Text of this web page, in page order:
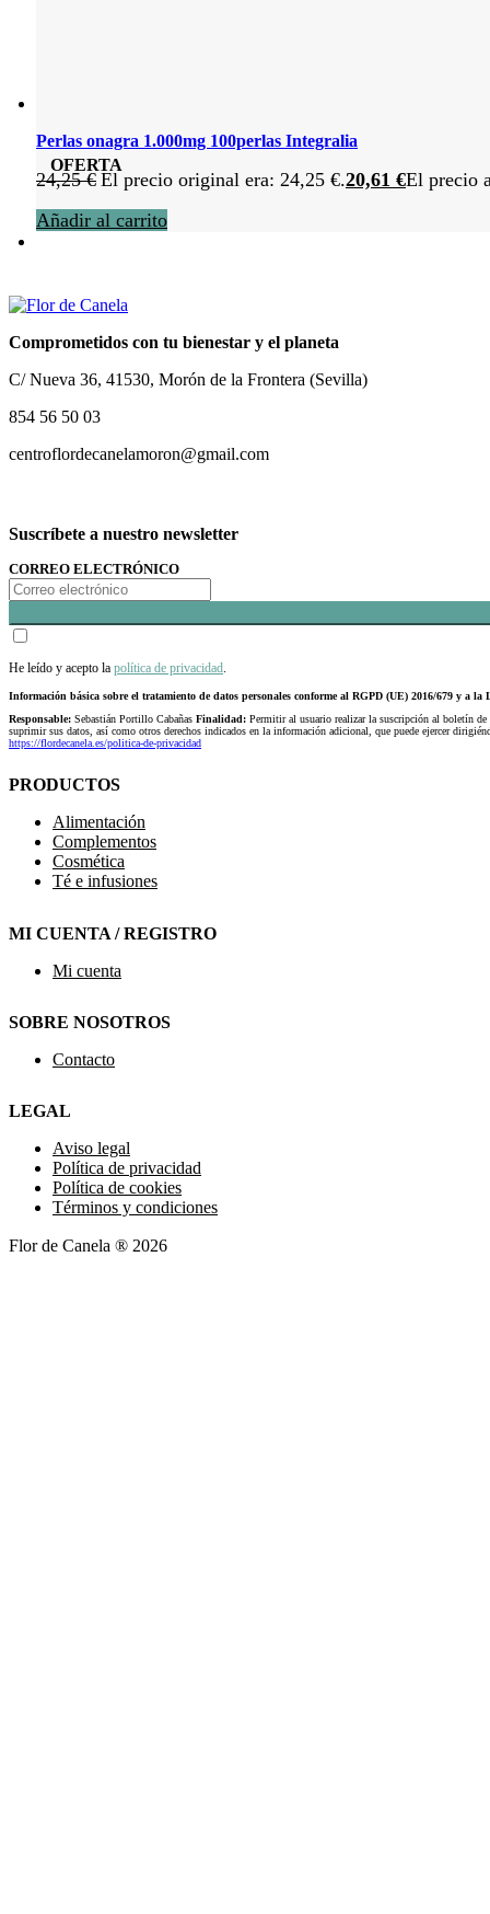
OFERTA
Perlas onagra 1.000mg 100perlas Integralia
24,25€ El precio original era: 24,25 €.20,61 €El precio
Añadir al carrito
Comprometidos con tu bienestar y el planeta
C/ Nueva 36, 41530, Morón de la Frontera (Sevilla)
854 56 50 03
centroflordecanelamoron@gmail.com
Suscríbete a nuestro newsletter
CORREO ELECTRÓNICO
He leído y acepto la política de privacidad.
Información básica sobre el tratamiento de datos personales conforme al RGPD (UE) 2016/679 y a la
Responsable: Sebastián Portillo Cabañas Finalidad: Permitir al usuario realizar la suscripción al boletín
suprimir sus datos, así como otros derechos indicados en la información adicional, que puede ejercer
https://flordecanela.es/politica-de-privacidad
PRODUCTOS
Alimentación
Complementos
Cosmética
Té e infusiones
MI CUENTA / REGISTRO
Mi cuenta
SOBRE NOSOTROS
Contacto
LEGAL
Aviso legal
Política de privacidad
Política de cookies
Términos y condiciones
Flor de Canela ® 2026